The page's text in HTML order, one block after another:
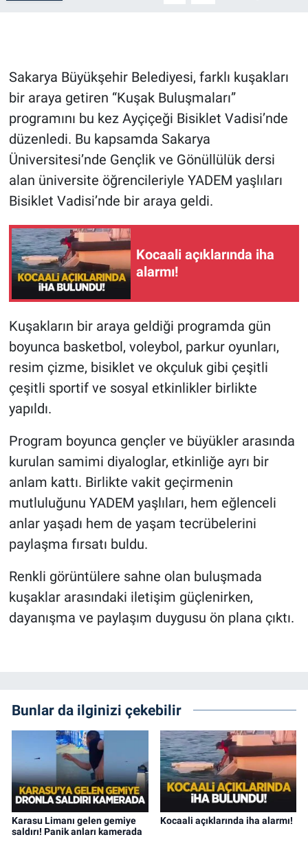
Sakarya Büyükşehir Belediyesi, farklı kuşakları
bir araya getiren “Kuşak Buluşmaları”
programını bu kez Ayçiçeği Bisiklet Vadisi’nde
düzenledi. Bu kapsamda Sakarya
Üniversitesi’nde Gençlik ve Gönüllülük dersi
alan üniversite öğrencileriyle YADEM yaşlıları
Bisiklet Vadisi’nde bir araya geldi.
Kocaali açıklarında iha
alarmı!
Kuşakların bir araya geldiği programda gün
boyunca basketbol, voleybol, parkur oyunları,
resim çizme, bisiklet ve okçuluk gibi çeşitli
çeşitli sportif ve sosyal etkinlikler birlikte
yapıldı.
Program boyunca gençler ve büyükler arasında
kurulan samimi diyaloglar, etkinliğe ayrı bir
anlam kattı. Birlikte vakit geçirmenin
mutluluğunu YADEM yaşlıları, hem eğlenceli
anlar yaşadı hem de yaşam tecrübelerini
paylaşma fırsatı buldu.
Renkli görüntülere sahne olan buluşmada
kuşaklar arasındaki iletişim güçlenirken,
dayanışma ve paylaşım duygusu ön plana çıktı.
Bunlar da ilginizi çekebilir
Karasu Limanı gelen gemiye
saldırı! Panik anları kamerada
Kocaali açıklarında iha alarmı!